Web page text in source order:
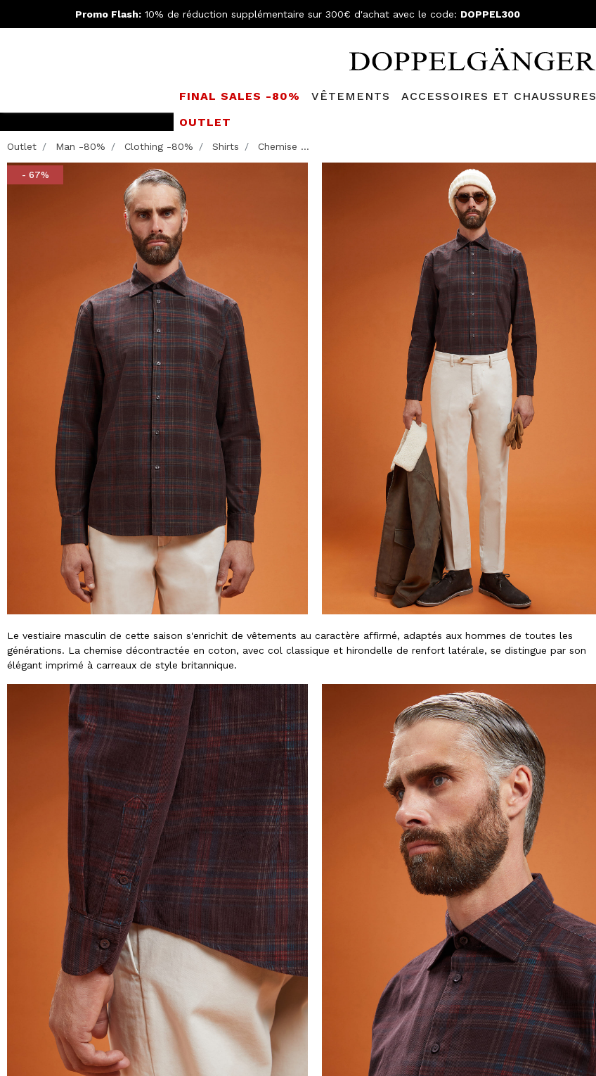
Promo Flash: 10% de réduction supplémentaire sur 300€ d'achat avec le code: DOPPEL300
FINAL SALES -80% VÊTEMENTS ACCESSOIRES ET CHAUSSURES
OUTLET
Outlet Man -80% Clothing -80% Shirts Chemise ...
- 67%
Le vestiaire masculin de cette saison s'enrichit de vêtements au caractère affirmé, adaptés aux hommes de toutes les
générations. La chemise décontractée en coton, avec col classique et hirondelle de renfort latérale, se distingue par son
élégant imprimé à carreaux de style britannique.